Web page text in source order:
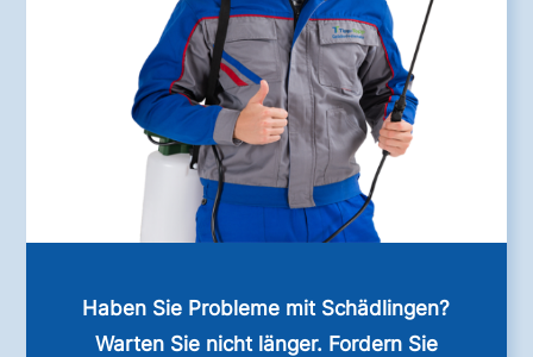
Haben Sie Probleme mit Schädlingen?
Warten Sie nicht länger. Fordern Sie